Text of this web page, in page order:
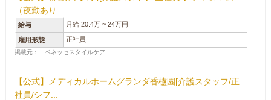
（夜勤あり...
給与 月給 20.4万 ~ 24万円
雇用形態 正社員
掲載元： ベネッセスタイルケア
【公式】メディカルホームグランダ香櫨園[介護スタッフ/正
社員/シフ...